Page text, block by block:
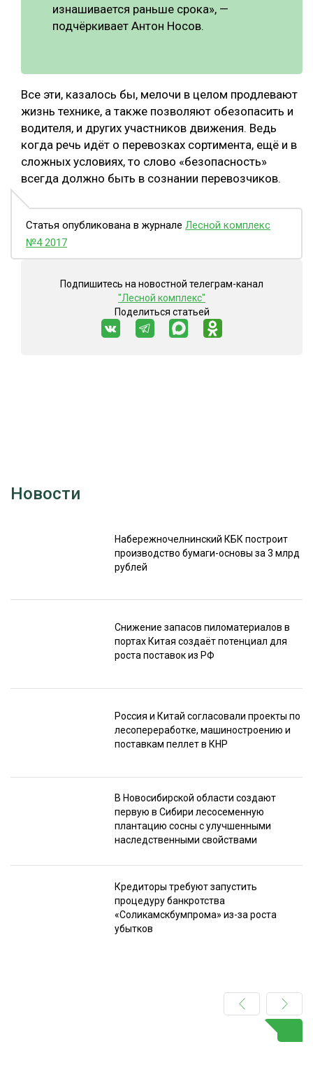
изнашивается раньше срока», —
подчёркивает Антон Носов.
Все эти, казалось бы, мелочи в целом продлевают
жизнь технике, а также позволяют обезопасить и
водителя, и других участников движения. Ведь
когда речь идёт о перевозках сортимента, ещё и в
сложных условиях, то слово «безопасность»
всегда должно быть в сознании перевозчиков.
Статья опубликована в журнале Лесной комплекс
№4 2017
Подпишитесь на новостной телеграм-канал
"Лесной комплекс"
Поделиться статьей
Новости
Набережночелнинский КБК построит
производство бумаги-основы за 3 млрд
рублей
Снижение запасов пиломатериалов в
портах Китая создаёт потенциал для
роста поставок из РФ
Россия и Китай согласовали проекты по
лесопереработке, машиностроению и
поставкам пеллет в КНР
В Новосибирской области создают
первую в Сибири лесосеменную
плантацию сосны с улучшенными
наследственными свойствами
Кредиторы требуют запустить
процедуру банкротства
«Соликамскбумпрома» из-за роста
убытков